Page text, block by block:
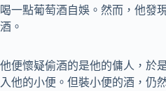
喝一點葡萄酒自娛。然而，他發
酒。
他便懷疑偷酒的是他的傭人，於
入他的小便。但裝小便的酒，仍